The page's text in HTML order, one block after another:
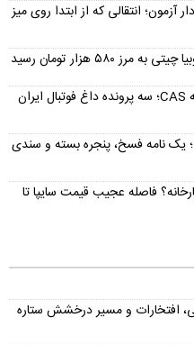
انتقالی که از ابتدا روی میز
لیگ ۱۸ تیمی، VAR و شکایت مس به CAS؛ سه پرونده داغ فوتبال ایران
یک نامه فسخ، پنجره بسته و سندی
کارخانه؟ فاصله عجیب قیمت سایپا تا
افتخارات و مسیر درخشش ستاره